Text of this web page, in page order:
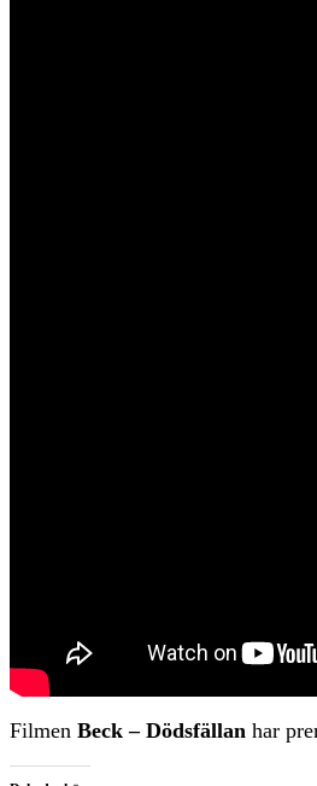
Filmen Beck – Dödsfällan har